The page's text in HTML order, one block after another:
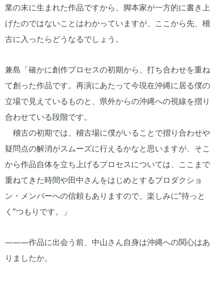
業の末に生まれた作品ですから、脚本家が一方的に書き上
げたのではないことはわかっていますが、ここから先、稽
古に入ったらどうなるでしょう。
兼島「確かに創作プロセスの初期から、打ち合わせを重ね
て創った作品です。再演にあたって今現在沖縄に居る僕の
立場で見えているものと、県外からの沖縄への視線を摺り
合わせている段階です。
稽古の初期では、稽古場に僕がいることで摺り合わせや
疑問点の解消がスムーズに行えるかなと思いますが、そこ
から作品自体を立ち上げるプロセスについては、ここまで
重ねてきた時間や田中さんをはじめとするプロダクショ
ン・メンバーへの信頼もありますので、楽しみに”待っと
く”つもりです。」
―――作品に出会う前、中山さん自身は沖縄への関心はあ
りましたか。